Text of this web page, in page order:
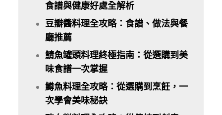
食譜與健康好處全解析
豆瓣醬料理全攻略：食譜、做法與餐
廳推薦
鯖魚罐頭料理終極指南：從選購到美
味食譜一次掌握
鱒魚料理全攻略：從選購到烹飪，一
次學會美味秘訣